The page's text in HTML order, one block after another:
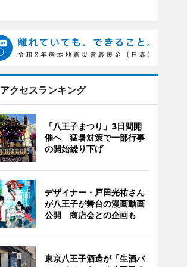
アクセスランキング
「八王子まつり」3日間開
催へ 猛暑対策で一部行事
の開始繰り下げ
デザイナー・戸田光祐さん
が八王子が舞台の漫画動画
公開 商店会との企画も
東京八王子酒造が「生酒バ